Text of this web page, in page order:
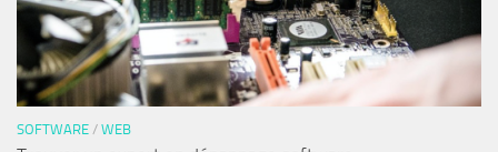
SOFTWARE / WEB